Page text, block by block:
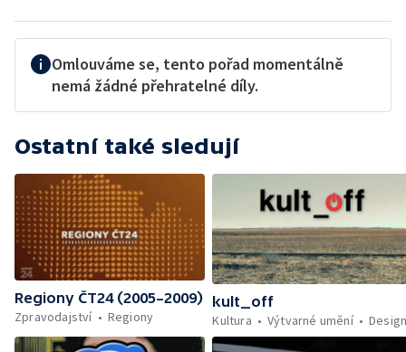
Omlouváme se, tento pořad momentálně
nemá žádné přehratelné díly.
Ostatní také sledují
Regiony ČT24 (2005–2009)
Zpravodajství
Regiony
kult_off
Kultura
Výtvarné umění